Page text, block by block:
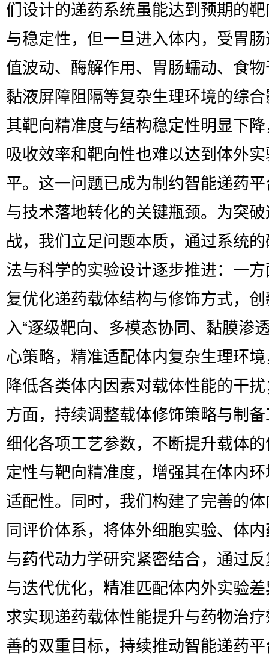
们设计的递药系统虽能达到预期的
与稳定性，但一旦进入体内，受胃
值波动、酶解作用、胃肠蠕动、食
黏液屏障阻隔等复杂生理环境的综
其靶向精准度与结构稳定性明显下
吸收效率和靶向性也难以达到体外
平。这一问题已成为制约智能递药
与技术落地转化的关键瓶颈。为突
战，我们立足问题本质，通过系统
法与科学的实验设计逐步推进：一
复优化递药载体结构与修饰方式，
入“逐级靶向、多模态协同、黏膜渗
心策略，精准适配体内复杂生理环
降低各类体内因素对载体性能的干
方面，持续调整载体修饰策略与制
细化各项工艺参数，不断提升载体
定性与靶向精准度，增强其在体内
适配性。同时，我们构建了完善的
同评价体系，将体外细胞实验、体
与药代动力学研究紧密结合，通过
与迭代优化，精准匹配体内外实验
求实现递药载体性能提升与药物治
善的双重目标，持续推动智能递药